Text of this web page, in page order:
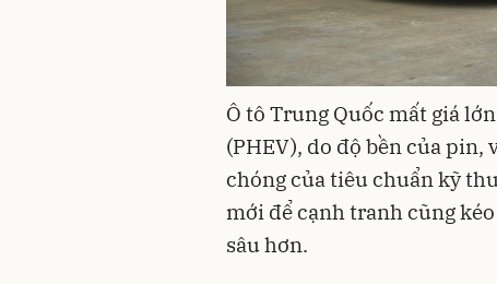
Ô tô Trung Quốc mất giá
(PHEV), do độ bền của pin,
chóng của tiêu chuẩn kỹ
mới để cạnh tranh cũng
sâu hơn.